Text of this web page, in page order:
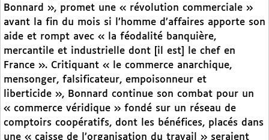
Bonnard », promet une « révolution commerciale »
avant la fin du mois si l’homme d’affaires apporte son
aide et rompt avec « la féodalité banquière,
mercantile et industrielle dont [il est] le chef en
France ». Critiquant « le commerce anarchique,
mensonger, falsificateur, empoisonneur et
liberticide », Bonnard continue son combat pour un
« commerce véridique » fondé sur un réseau de
comptoirs coopératifs, dont les bénéfices, placés dans
une « caisse de l’organisation du travail » seraient